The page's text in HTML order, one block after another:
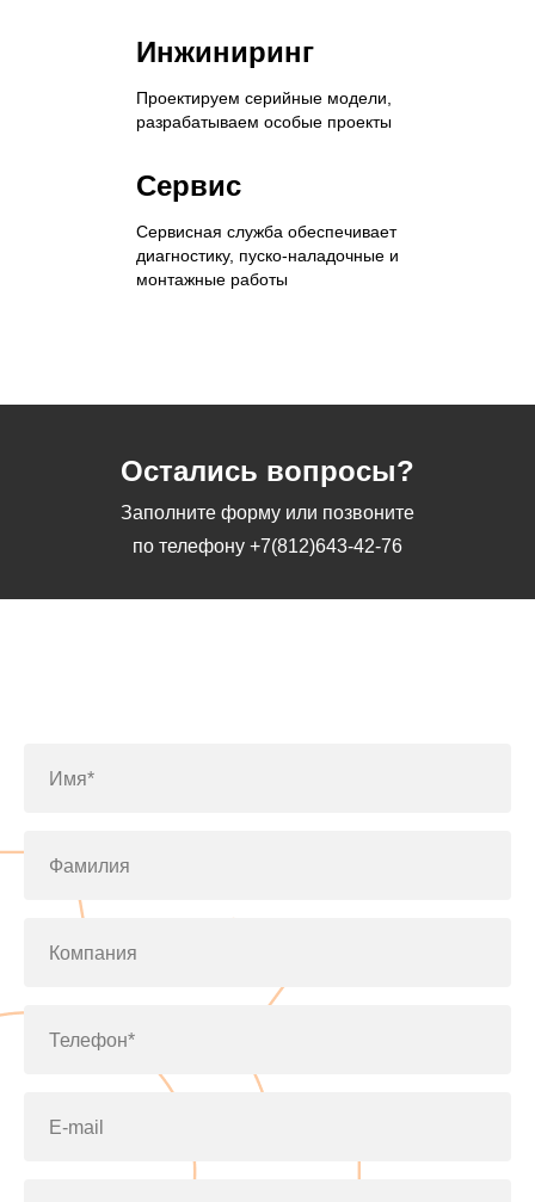
Инжиниринг
Проектируем серийные модели,
разрабатываем особые проекты
Сервис
Сервисная служба обеспечивает
диагностику, пуско-наладочные и
монтажные работы
Остались вопросы?
Заполните форму или позвоните
по телефону +7(812)643-42-76
Имя*
Фамилия
Компания
Телефон*
E-mail